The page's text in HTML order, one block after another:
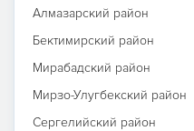
Алмазарский район
Бектимирский район
Мирабадский район
Мирзо-Улугбекский район
Сергелийский район